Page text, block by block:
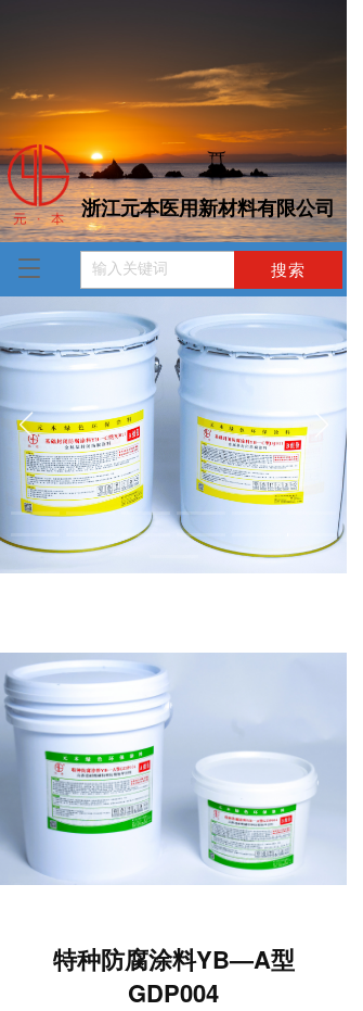
浙江元本医用新材料有限公司
T
g
l
e
a
v
i
g
a
i
o
特种防腐涂料YB—A型
GDP004